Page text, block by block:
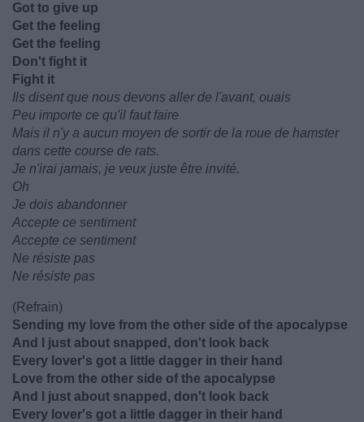
Got to give up
Get the feeling
Get the feeling
Don't fight it
Fight it
Ils disent que nous devons aller de l'avant, ouais
Peu importe ce qu'il faut faire
Mais il n'y a aucun moyen de sortir de la roue de hamster
dans cette course de rats.
Je n'irai jamais, je veux juste être invité.
Oh
Je dois abandonner
Accepte ce sentiment
Accepte ce sentiment
Ne résiste pas
Ne résiste pas
(Refrain)
Sending my love from the other side of the apocalypse
And I just about snapped, don't look back
Every lover's got a little dagger in their hand
Love from the other side of the apocalypse
And I just about snapped, don't look back
Every lover's got a little dagger in their hand